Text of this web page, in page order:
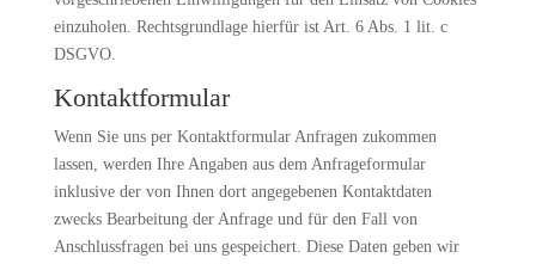
einzuholen. Rechtsgrundlage hierfür ist Art. 6 Abs. 1 lit. c
DSGVO.
Kontaktformular
Wenn Sie uns per Kontaktformular Anfragen zukommen
lassen, werden Ihre Angaben aus dem Anfrageformular
inklusive der von Ihnen dort angegebenen Kontaktdaten
zwecks Bearbeitung der Anfrage und für den Fall von
Anschlussfragen bei uns gespeichert. Diese Daten geben wir